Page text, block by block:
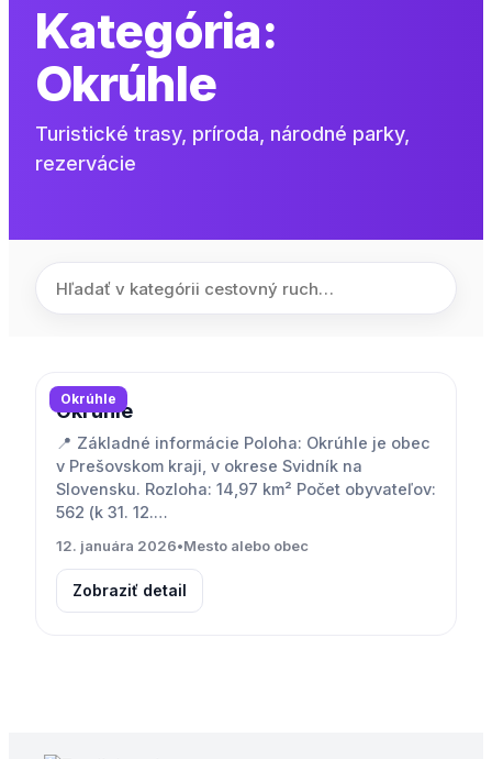
Kategória:
Okrúhle
Turistické trasy, príroda, národné parky,
rezervácie
Okrúhle
Okrúhle
📍 Základné informácie Poloha: Okrúhle je obec
v Prešovskom kraji, v okrese Svidník na
Slovensku. Rozloha: 14,97 km² Počet obyvateľov:
562 (k 31. 12.…
12. januára 2026•Mesto alebo obec
Zobraziť detail